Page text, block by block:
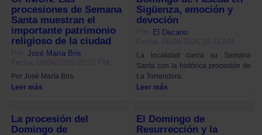
procesiones de Semana
Santa muestran el
importante patrimonio
religioso de la ciudad
Por:José María Bris
Por José María Bris.
Leer más
Sigüenza, emoción y
devoción
El Decano
La localidad cierra su Semana
Santa con la histórica procesión de
La Torrendera.
Leer más
La procesión del
Domingo de
El Domingo de
Resurrección y la